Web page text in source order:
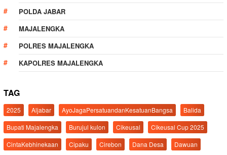
POLDA JABAR
MAJALENGKA
POLRES MAJALENGKA
KAPOLRES MAJALENGKA
TAG
2025 Aljabar AyoJagaPersatuandanKesatuanBangsa
Balida
Bupati Majalengka
Burujul kulon Cikeusal
Cikeusal Cup 2025
CintaKebhinekaan
Cipaku Cirebon Dana Desa
Dawuan